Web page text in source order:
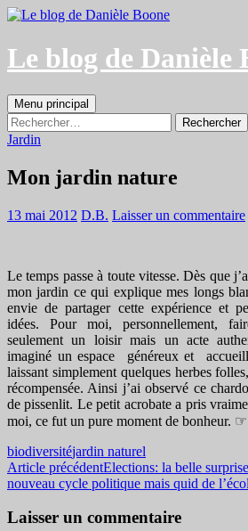
Aller
contenu
Le blog de Danièle
Recherche
Menu principal
Rechercher :
Jardin
Mon jardin nature
13 mai 2012 D.B. Laisser un commentaire
Le temps passe à toute vitesse. Dès que
mon jardin ce qui explique mes longs
envie de partager cette expérience et
idées. Pour moi, personnellement,
seulement un loisir mais un acte
imaginé un espace généreux et
laissant simplement quelques herbes
récompensée. Ainsi j’ai observé ce
de pissenlit. Le petit acrobate a pris
moi, ce fut un pure moment de bonheur. ☞
biodiversitéjardin naturel
Navigation
des
articles
Article précédentElections: la belle
nouveau cycle politique mais quid de
Laisser un commentaire